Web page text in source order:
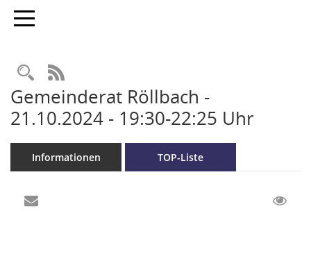
Toggle navigation
RSS-Feed
Gemeinderat Röllbach -
21.10.2024 - 19:30-22:25 Uhr
Informationen TOP-Liste